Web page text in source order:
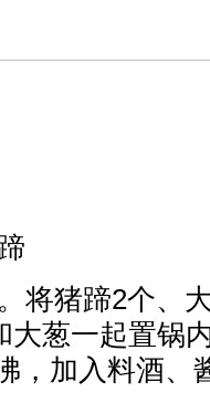
将猪蹄2个、
大葱一起置锅
，加入料酒、